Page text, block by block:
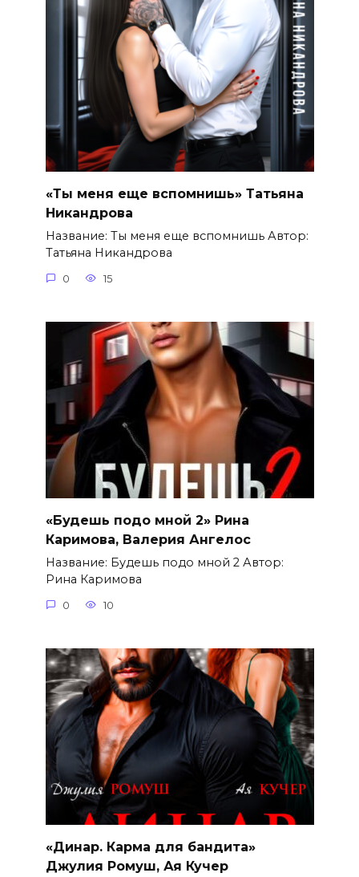
«Ты меня еще вспомнишь» Татьяна
Никандрова
Название: Ты меня еще вспомнишь Автор:
Татьяна Никандрова
0 15
«Будешь подо мной 2» Рина
Каримова, Валерия Ангелос
Название: Будешь подо мной 2 Автор:
Рина Каримова
0 10
«Динар. Карма для бандита»
Джулия Ромуш, Ая Кучер